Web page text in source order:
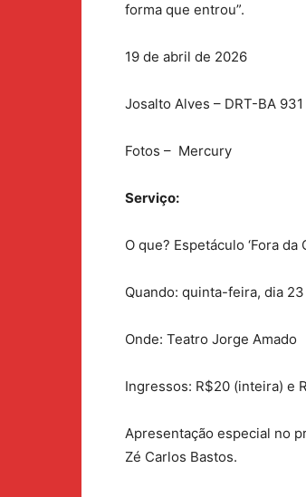
forma que entrou”.
19 de abril de 2026
Josalto Alves – DRT-BA 931
Fotos – Mercury
Serviço:
O que? Espetáculo ‘Fora
Quando: quinta-feira, dia
Onde: Teatro Jorge Amado
Ingressos: R$20 (inteira) e
Apresentação especial no
Zé Carlos Bastos.